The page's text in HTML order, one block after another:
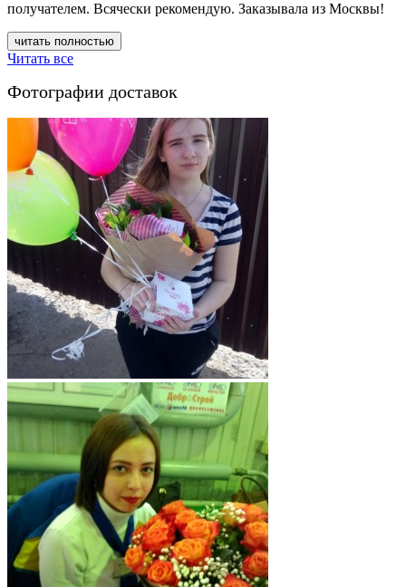
получателем. Всячески рекомендую. Заказывала из Москвы!
читать полностью
Читать все
Фотографии доставок